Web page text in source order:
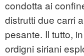
condotta ai
distrutti due carri
pesante. Il tutto,
ordigni siriani